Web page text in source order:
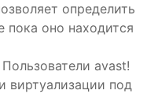
определить
пока оно находится
avast!
виртуализации под